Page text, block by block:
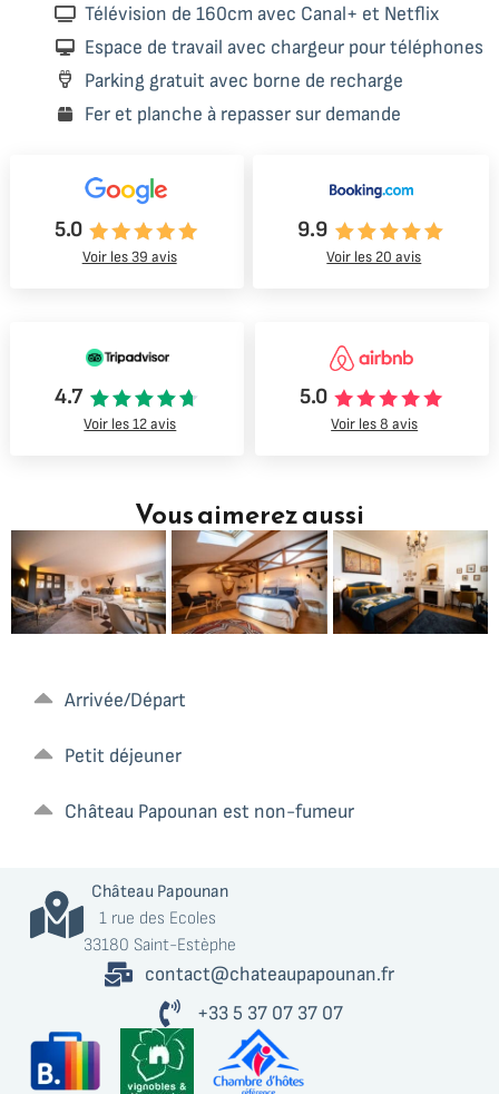
Télévision de 160cm avec Canal+ et Netflix
Espace de travail avec chargeur pour téléphones
Parking gratuit avec borne de recharge
Fer et planche à repasser sur demande
5.0
Voir les 39 avis
9.9
Voir les 20 avis
4.7
Voir les 12 avis
5.0
Voir les 8 avis
Vous aimerez aussi
moderne face
Arrivée/Départ
Petit déjeuner
Château Papounan est non-fumeur
Château Papounan
1 rue des Ecoles
33180 Saint-Estèphe
contact@chateaupapounan.fr
+33 5 37 07 37 07